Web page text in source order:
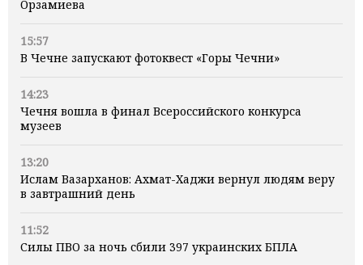
Орзамиева
15:57
В Чечне запускают фотоквест «Горы Чечни»
14:23
Чечня вошла в финал Всероссийского конкурса
музеев
13:20
Ислам Вазарханов: Ахмат-Хаджи вернул людям веру
в завтрашний день
11:52
Силы ПВО за ночь сбили 397 украинских БПЛА